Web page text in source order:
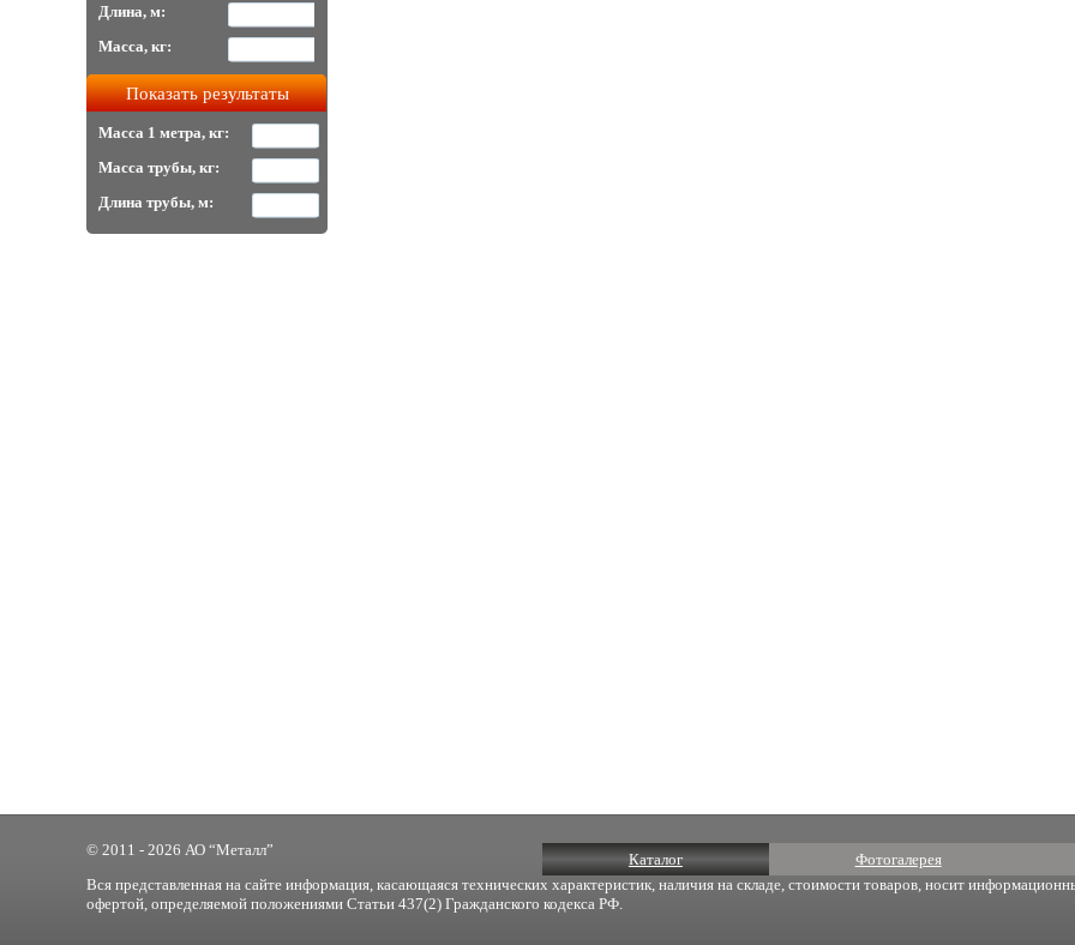
Длина, м:
Масса, кг:
Масса 1 метра, кг:
Масса трубы, кг:
Длина трубы, м:
Каталог Фотогалерея
© 2011 - 2026 АО “Металл”
Вся представленная на сайте информация, касающаяся технических характеристик, наличия на складе, стоимости товаров, носит
офертой, определяемой положениями Статьи 437(2) Гражданского кодекса РФ.